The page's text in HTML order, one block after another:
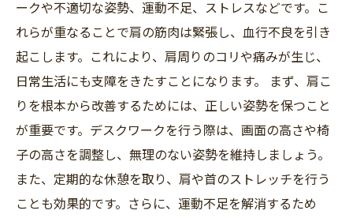
よう
ークや不適切な姿勢、運動不足、ストレスなどです。こ
れらが重なることで肩の筋肉は緊張し、血行不良を引き
起こします。これにより、肩周りのコリや痛みが生じ、
日常生活にも支障をきたすことになります。 まず、肩こ
りを根本から改善するためには、正しい姿勢を保つこと
が重要です。デスクワークを行う際は、画面の高さや椅
子の高さを調整し、無理のない姿勢を維持しましょう。
また、定期的な休憩を取り、肩や首のストレッチを行う
ことも効果的です。さらに、運動不足を解消するため